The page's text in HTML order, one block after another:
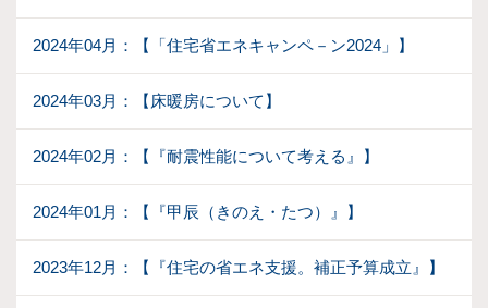
2024年04月：【「住宅省エネキャンペ－ン2024」】
2024年03月：【床暖房について】
2024年02月：【『耐震性能について考える』】
2024年01月：【『甲辰（きのえ・たつ）』】
2023年12月：【『住宅の省エネ支援。補正予算成立』】